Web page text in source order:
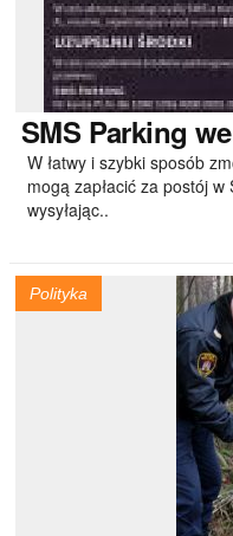
SMSParking we
W łatwy i szybki sposób
mogą zapłacić za postój
wysyłając..
Polityka